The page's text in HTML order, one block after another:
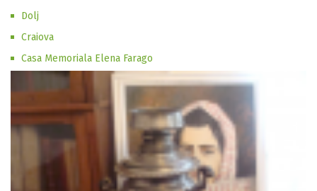
Dolj
Craiova
Casa Memoriala Elena Farago